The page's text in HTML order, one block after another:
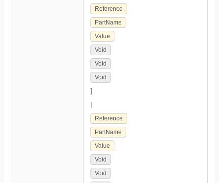
Reference
PartName
Value
Void
Void
Void
]
[
Reference
PartName
Value
Void
Void